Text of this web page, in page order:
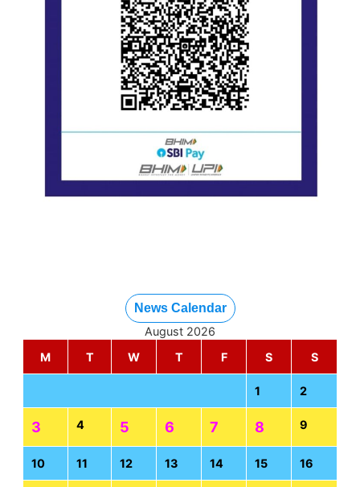
News Calendar
August 2026
M
T W T F S S
1 2
3 4 5 6 7 8 9
10 11 12 13 14 15 16